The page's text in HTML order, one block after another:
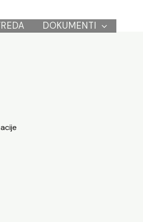
DOKUMENTI